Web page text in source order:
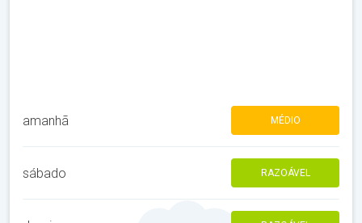
amanhã MÉDIO
sábado RAZOÁVEL